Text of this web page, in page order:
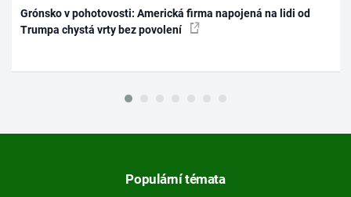
Grónsko v pohotovosti: Americká firma napojená na lidi od
Trumpa chystá vrty bez povolení
Populární témata